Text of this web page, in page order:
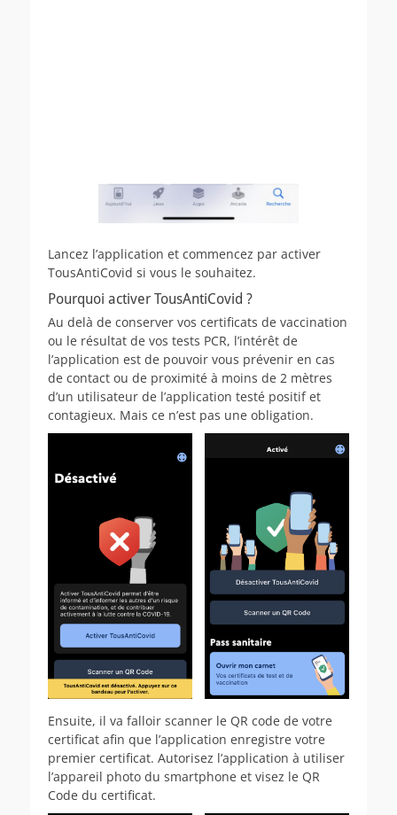
Lancez l’application et commencez par activer
TousAntiCovid si vous le souhaitez.
Pourquoi activer TousAntiCovid ?
Au delà de conserver vos certificats de vaccination
ou le résultat de vos tests PCR, l’intérêt de
l’application est de pouvoir vous prévenir en cas
de contact ou de proximité à moins de 2 mètres
d’un utilisateur de l’application testé positif et
contagieux. Mais ce n’est pas une obligation.
Ensuite, il va falloir scanner le QR code de votre
certificat afin que l’application enregistre votre
premier certificat. Autorisez l’application à utiliser
l’appareil photo du smartphone et visez le QR
Code du certificat.